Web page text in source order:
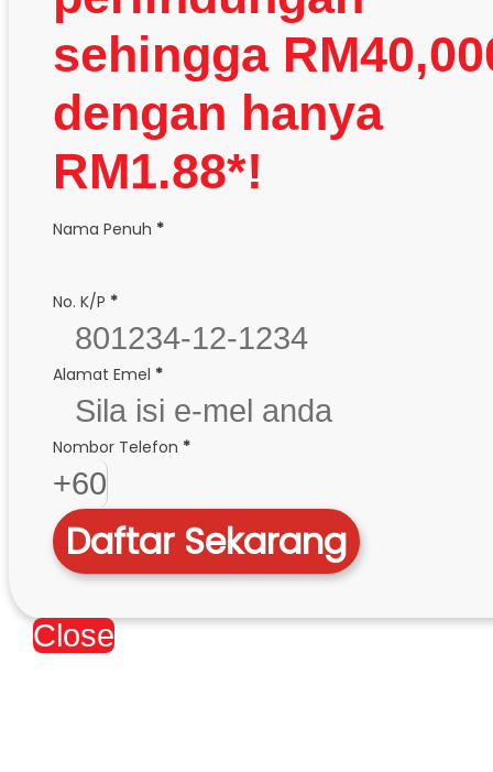
sehingga
dengan hanya
RM1.88*!
Section
Nama Penuh *
No. K/P *
Alamat Emel *
Nombor Telefon *
+60
Daftar Sekarang
Close